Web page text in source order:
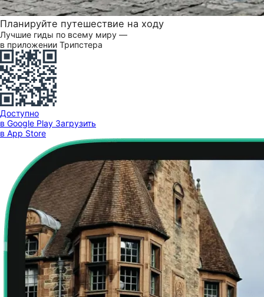
Планируйте путешествие на ходу
Лучшие гиды по всему миру —
в приложении Трипстера
Доступно
в Google Play Загрузить
в App Store